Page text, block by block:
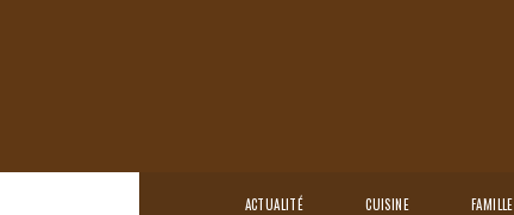
ACTUALITÉ CUISINE FAMILLE